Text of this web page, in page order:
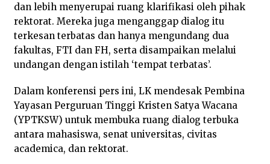
dan lebih menyerupai ruang klarifikasi oleh pihak
rektorat. Mereka juga menganggap dialog itu
terkesan terbatas dan hanya mengundang dua
fakultas, FTI dan FH, serta disampaikan melalui
undangan dengan istilah ‘tempat terbatas’.
Dalam konferensi pers ini, LK mendesak Pembina
Yayasan Perguruan Tinggi Kristen Satya Wacana
(YPTKSW) untuk membuka ruang dialog terbuka
antara mahasiswa, senat universitas, civitas
academica, dan rektorat.